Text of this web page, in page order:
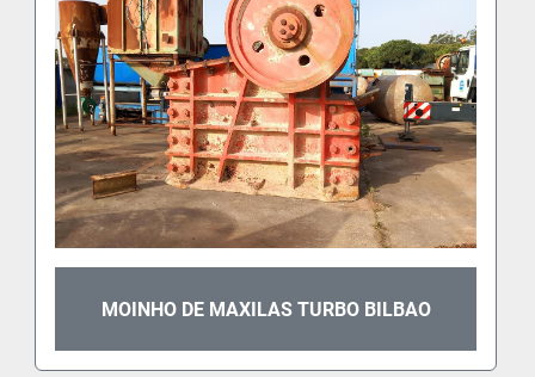
MOINHO DE MAXILAS TURBO BILBAO